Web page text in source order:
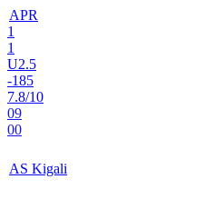
APR
1
1
U2.5
-185
7.8/10
09
00
AS Kigali